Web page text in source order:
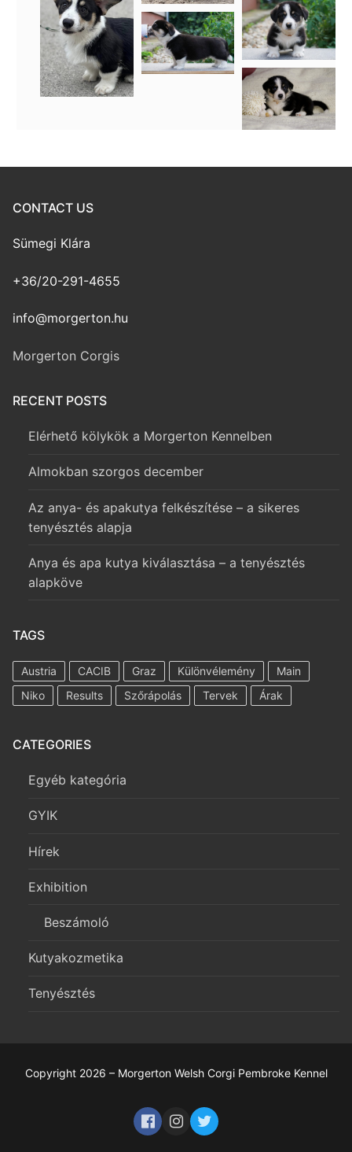
CONTACT US
Sümegi Klára
+36/20-291-4655
info@morgerton.hu
Morgerton Corgis
RECENT POSTS
Elérhető kölykök a Morgerton Kennelben
Almokban szorgos december
Az anya- és apakutya felkészítése – a sikeres
tenyésztés alapja
Anya és apa kutya kiválasztása – a tenyésztés
alapköve
TAGS
Austria CACIB Graz Különvélemény
Main
Niko
Results Szőrápolás Tervek Árak
CATEGORIES
Egyéb kategória
GYIK
Hírek
Exhibition
Beszámoló
Kutyakozmetika
Tenyésztés
Copyright 2026 – Morgerton Welsh Corgi Pembroke Kennel